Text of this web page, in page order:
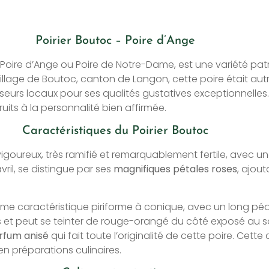
Poirier Boutoc – Poire d’Ange
d’Ange ou Poire de Notre-Dame, est une variété
de Boutoc, canton de Langon, cette poire était
locaux pour ses qualités gustatives
à la personnalité bien affirmée.
Caractéristiques du Poirier Boutoc
très ramifié et remarquablement fertile, avec
se distingue par ses magnifiques pétales roses,
caractéristique piriforme à conique, avec un long
et peut se teinter de rouge-orangé du côté exposé au
anisé qui fait toute l’originalité de cette poire.
préparations culinaires.